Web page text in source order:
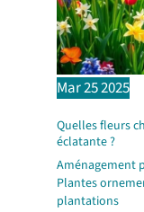
Mar252025
Quelles fleurs
éclatante ?
Aménagement
Plantes
plantations